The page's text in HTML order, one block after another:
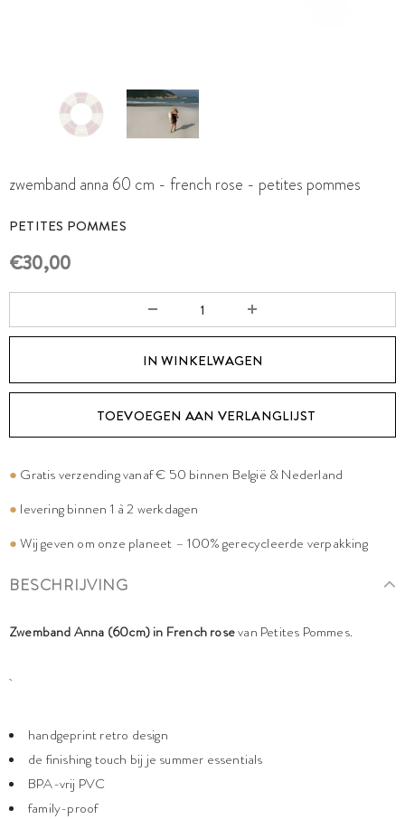
zwemband anna 60 cm - french rose - petites pommes
PETITES POMMES
€30,00
TOEVOEGEN AAN VERLANGLIJST
● Gratis verzending vanaf € 50 binnen België & Nederland
● levering binnen 1 à 2 werkdagen
●Wij geven om onze planeet – 100% gerecycleerde verpakking
BESCHRIJVING
Zwemband Anna (60cm) in French rosevan Petites Pommes.
handgeprint retro design
de finishing touch bij je summer essentials
BPA-vrij PVC
family-proof